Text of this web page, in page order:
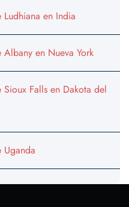
en India
en Nueva York
Falls en Dakota del